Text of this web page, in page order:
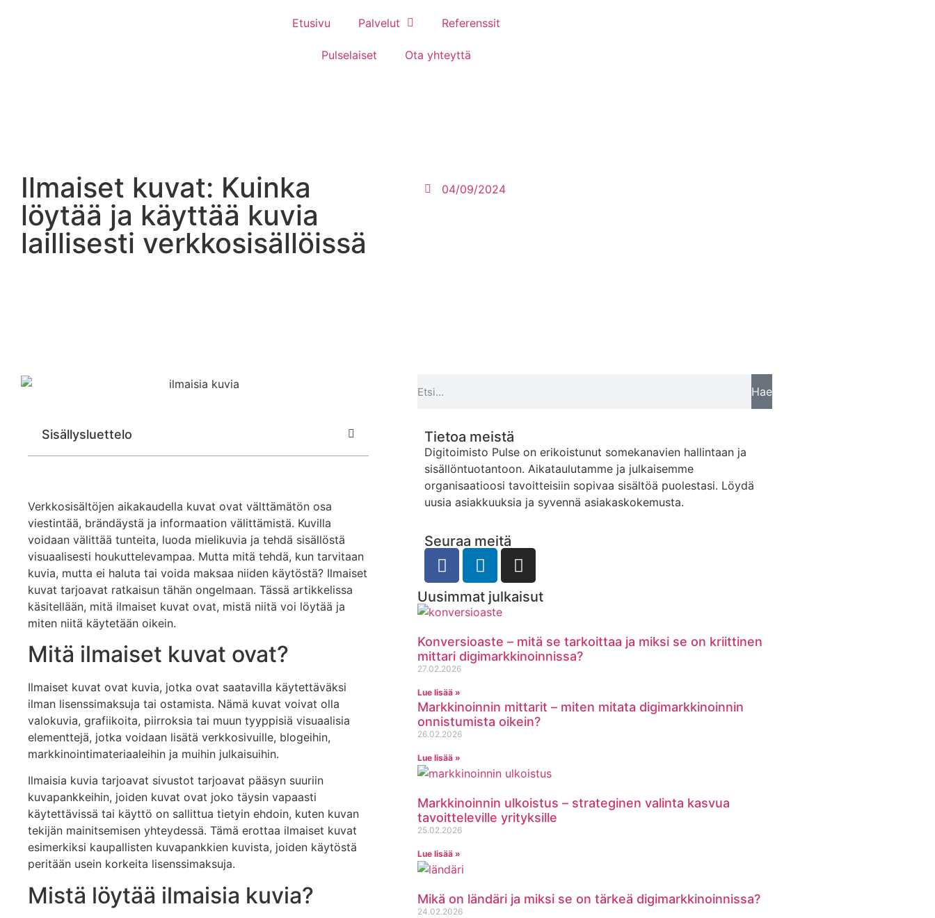
Etusivu Palvelut Referenssit
Pulselaiset Ota yhteyttä
Ilmaiset kuvat: Kuinka
löytää ja käyttää kuvia
laillisesti verkkosisällöissä
04/09/2024
Sisällysluettelo
Verkkosisältöjen aikakaudella kuvat ovat välttämätön osa
viestintää, brändäystä ja informaation välittämistä. Kuvilla
voidaan välittää tunteita, luoda mielikuvia ja tehdä sisällöstä
visuaalisesti houkuttelevampaa. Mutta mitä tehdä, kun tarvitaan
kuvia, mutta ei haluta tai voida maksaa niiden käytöstä? Ilmaiset
kuvat tarjoavat ratkaisun tähän ongelmaan. Tässä artikkelissa
käsitellään, mitä ilmaiset kuvat ovat, mistä niitä voi löytää ja
miten niitä käytetään oikein.
Mitä ilmaiset kuvat ovat?
Ilmaiset kuvat ovat kuvia, jotka ovat saatavilla käytettäväksi
ilman lisenssimaksuja tai ostamista. Nämä kuvat voivat olla
valokuvia, grafiikoita, piirroksia tai muun tyyppisiä visuaalisia
elementtejä, jotka voidaan lisätä verkkosivuille, blogeihin,
markkinointimateriaaleihin ja muihin julkaisuihin.
Ilmaisia kuvia tarjoavat sivustot tarjoavat pääsyn suuriin
kuvapankkeihin, joiden kuvat ovat joko täysin vapaasti
käytettävissä tai käyttö on sallittua tietyin ehdoin, kuten kuvan
tekijän mainitsemisen yhteydessä. Tämä erottaa ilmaiset kuvat
esimerkiksi kaupallisten kuvapankkien kuvista, joiden käytöstä
peritään usein korkeita lisenssimaksuja.
Mistä löytää ilmaisia kuvia?
Hae
Tietoa meistä
Digitoimisto Pulse on erikoistunut somekanavien hallintaan ja
sisällöntuotantoon. Aikataulutamme ja julkaisemme
organisaatioosi tavoitteisiin sopivaa sisältöä puolestasi. Löydä
uusia asiakkuuksia ja syvennä asiakaskokemusta.
Seuraa meitä
Uusimmat julkaisut
Konversioaste – mitä se tarkoittaa ja miksi se on kriittinen
mittari digimarkkinoinnissa?
27.02.2026
Lue lisää »
Markkinoinnin mittarit – miten mitata digimarkkinoinnin
onnistumista oikein?
26.02.2026
Lue lisää »
Markkinoinnin ulkoistus – strateginen valinta kasvua
tavoitteleville yrityksille
25.02.2026
Lue lisää »
Mikä on ländäri ja miksi se on tärkeä digimarkkinoinnissa?
24.02.2026